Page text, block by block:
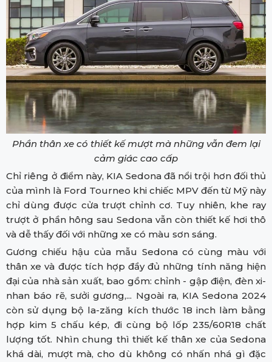
Phần thân xe có thiết kế mượt mà những vẫn đem lại
cảm giác cao cấp
Chỉ riêng ở điểm này, KIA Sedona đã nổi trội hơn đối thủ
của mình là Ford Tourneo khi chiếc MPV đến từ Mỹ này
chỉ dùng được cửa trượt chỉnh cơ. Tuy nhiên, khe ray
trượt ở phần hông sau Sedona vẫn còn thiết kế hơi thô
và dễ thấy đối với những xe có màu sơn sáng.
Gương chiếu hậu của mẫu Sedona có cùng màu với
thân xe và được tích hợp đầy đủ những tính năng hiện
đại của nhà sản xuất, bao gồm: chỉnh - gập điện, đèn xi-
nhan báo rẽ, sưởi gương,... Ngoài ra, KIA Sedona 2024
còn sử dụng bộ la-zăng kích thước 18 inch làm bằng
hợp kim 5 chấu kép, đi cùng bộ lốp 235/60R18 chất
lượng tốt. Nhìn chung thì thiết kế thân xe của Sedona
khá dài, mượt mà, cho dù không có nhấn nhá gì đặc